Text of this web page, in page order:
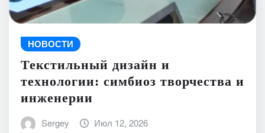
НОВОСТИ
Текстильный дизайн и
технологии: симбиоз творчества и
инженерии
Sergey Июл 12, 2026